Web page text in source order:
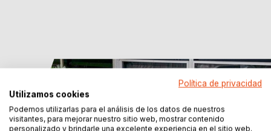
Política de privacidad
Utilizamos cookies
Podemos utilizarlas para el análisis de los datos de nuestros
visitantes, para mejorar nuestro sitio web, mostrar contenido
personalizado y brindarle una excelente experiencia en el sitio web.